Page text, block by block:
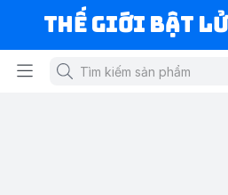
Thế Giới Bật